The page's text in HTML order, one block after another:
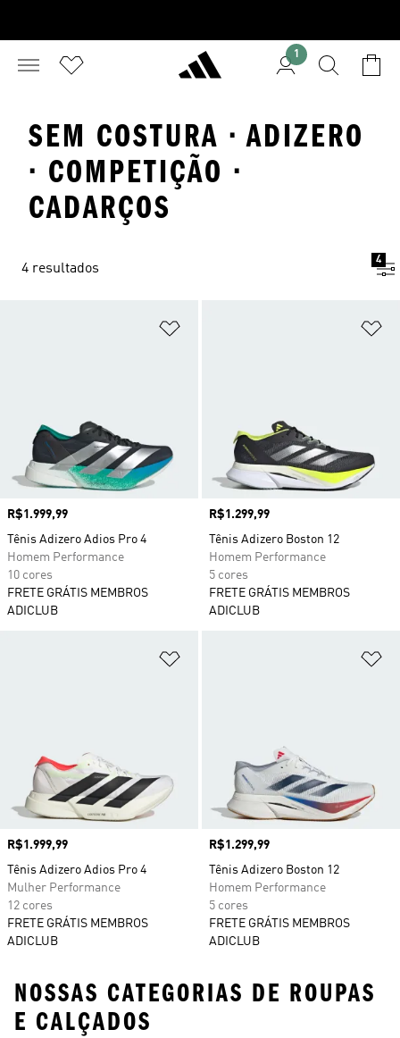
1
SEM COSTURA · ADIZERO
· COMPETIÇÃO ·
CADARÇOS
4 resultados
4
Preço
R$1.999,99
Tênis Adizero Adios Pro 4
Homem Performance
10 cores
FRETE GRÁTIS MEMBROS
ADICLUB
Preço
R$1.299,99
Tênis Adizero Boston 12
Homem Performance
5 cores
FRETE GRÁTIS MEMBROS
ADICLUB
Preço
R$1.999,99
Tênis Adizero Adios Pro 4
Mulher Performance
12 cores
FRETE GRÁTIS MEMBROS
ADICLUB
Preço
R$1.299,99
Tênis Adizero Boston 12
Homem Performance
5 cores
FRETE GRÁTIS MEMBROS
ADICLUB
NOSSAS CATEGORIAS DE ROUPAS
E CALÇADOS